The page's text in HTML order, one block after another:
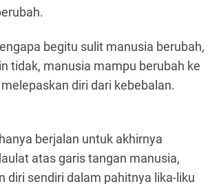
begitu sulit manusia berubah,
tidak, manusia mampu berubah ke
diri dari kebebalan.
berjalan untuk akhirnya
atas garis tangan manusia,
sendiri dalam pahitnya lika-liku